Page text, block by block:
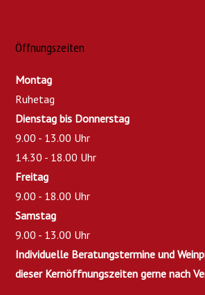
Öffnungszeiten
Montag
Ruhetag
Dienstag bis Donnerstag
9.00 - 13.00 Uhr
14.30 - 18.00 Uhr
Freitag
9.00 - 18.00 Uhr
Samstag
9.00 - 13.00 Uhr
Individuelle Beratungstermine und
dieser Kernöffnungszeiten gerne nach